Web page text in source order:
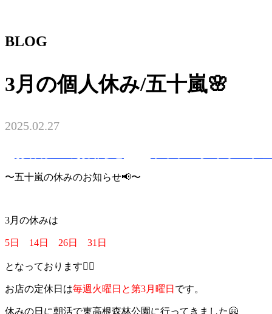
BLOG
3月の個人休み/五十嵐🌸
2025.02.27
〜五十嵐の休みのお知らせ📢〜
3月の休みは
5日 14日 26日 31日
となっております🙇‍♀️
お店の定休日は毎週火曜日と第3月曜日 です。
休みの日に朝活で東高根森林公園に行ってきました🤗